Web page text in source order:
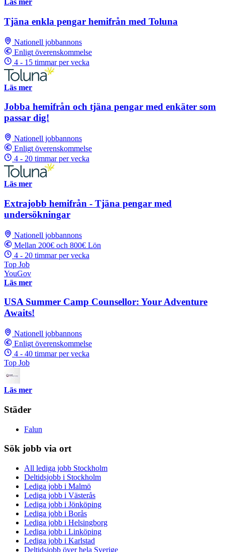
Läs mer
Tjäna enkla pengar hemifrån med Toluna
Nationell jobbannons
Enligt överenskommelse
4 - 15 timmar per vecka
Läs mer
Jobba hemifrån och tjäna pengar med enkäter som
passar dig!
Nationell jobbannons
Enligt överenskommelse
4 - 20 timmar per vecka
Läs mer
Extrajobb hemifrån - Tjäna pengar med
undersökningar
Nationell jobbannons
Mellan 200€ och 800€ Lön
4 - 20 timmar per vecka
Top Job
YouGov
Läs mer
USA Summer Camp Counsellor: Your Adventure
Awaits!
Nationell jobbannons
Enligt överenskommelse
4 - 40 timmar per vecka
Top Job
Läs mer
Städer
Falun
Sök jobb via ort
All lediga jobb Stockholm
Deltidsjobb i Stockholm
Lediga jobb i Malmö
Lediga jobb i Västerås
Lediga jobb i Jönköping
Lediga jobb i Borås
Lediga jobb i Helsingborg
Lediga jobb i Linköping
Lediga jobb i Karlstad
Deltidsjobb över hela Sverige